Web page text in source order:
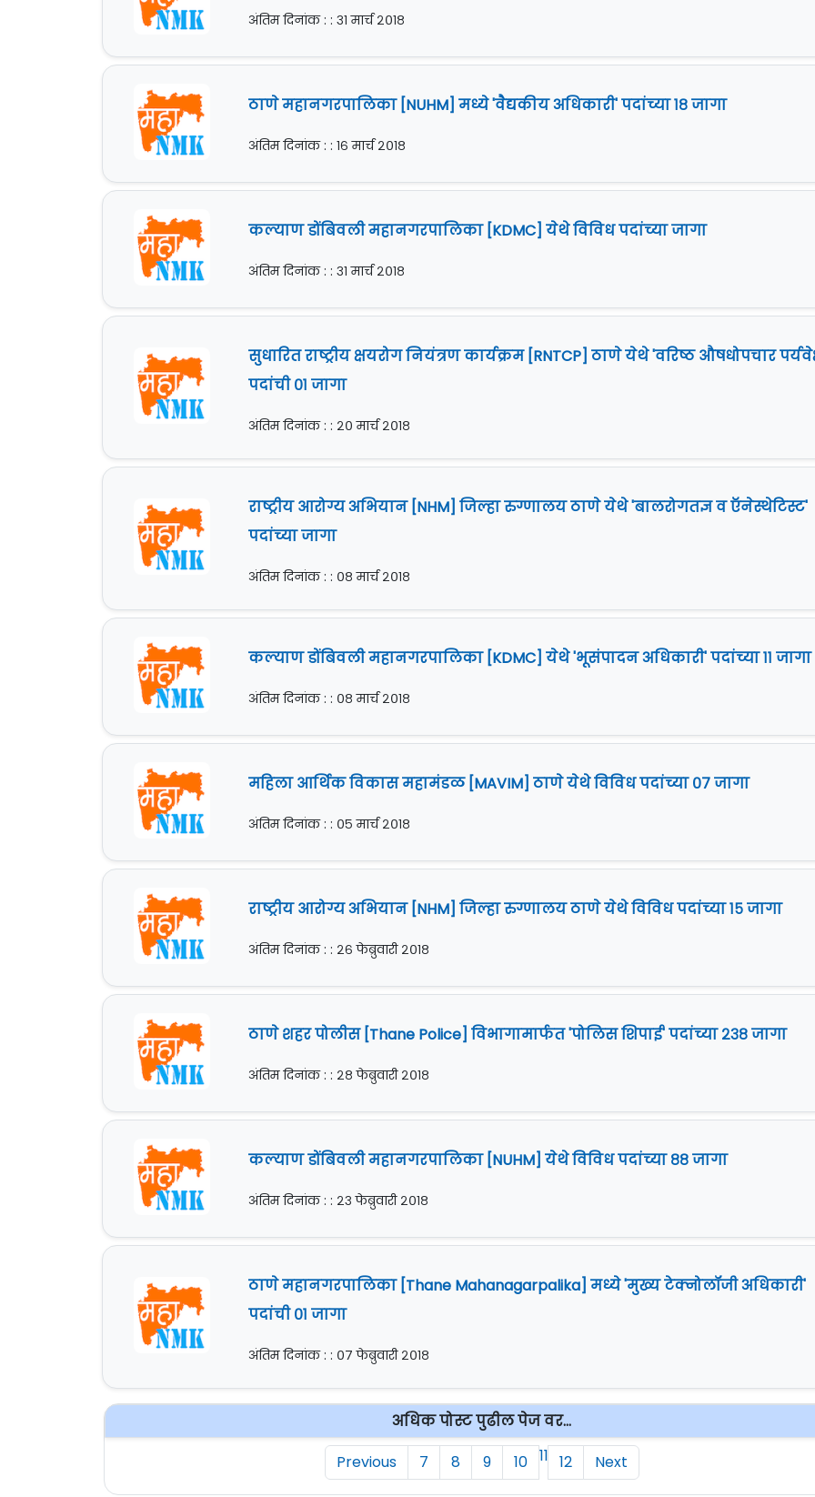
अंतिम दिनांक : : ३१ मार्च २०१८
ठाणे महानगरपालिका [NUHM] मध्ये 'वैद्यकीय अधिकारी' पदांच्या १८ जागा
अंतिम दिनांक : : १६ मार्च २०१८
कल्याण डोंबिवली महानगरपालिका [KDMC] येथे विविध पदांच्या जागा
अंतिम दिनांक : : ३१ मार्च २०१८
सुधारित राष्ट्रीय क्षयरोग नियंत्रण कार्यक्रम [RNTCP] ठाणे येथे 'वरिष्ठ औषधोपचार
पदांची ०१ जागा
अंतिम दिनांक : : २० मार्च २०१८
राष्ट्रीय आरोग्य अभियान [NHM] जिल्हा रुग्णालय ठाणे येथे 'बालरोगतज्ञ व ऍनेस्थेटिस्ट'
पदांच्या जागा
अंतिम दिनांक : : ०८ मार्च २०१८
कल्याण डोंबिवली महानगरपालिका [KDMC] येथे 'भूसंपादन अधिकारी' पदांच्या ११ जागा
अंतिम दिनांक : : ०८ मार्च २०१८
महिला आर्थिक विकास महामंडळ [MAVIM] ठाणे येथे विविध पदांच्या ०७ जागा
अंतिम दिनांक : : ०५ मार्च २०१८
राष्ट्रीय आरोग्य अभियान [NHM] जिल्हा रुग्णालय ठाणे येथे विविध पदांच्या १५ जागा
अंतिम दिनांक : : २६ फेब्रुवारी २०१८
ठाणे शहर पोलीस [Thane Police] विभागामार्फत 'पोलिस शिपाई' पदांच्या २३८ जागा
अंतिम दिनांक : : २८ फेब्रुवारी २०१८
कल्याण डोंबिवली महानगरपालिका [NUHM] येथे विविध पदांच्या ८८ जागा
अंतिम दिनांक : : २३ फेब्रुवारी २०१८
ठाणे महानगरपालिका [Thane Mahanagarpalika] मध्ये 'मुख्य टेक्नोलॉजी अधिकारी'
पदांची ०१ जागा
अंतिम दिनांक : : ०७ फेब्रुवारी २०१८
अधिक पोस्ट पुढील पेज वर...
Previous
7 8 9 10 11 12 Next